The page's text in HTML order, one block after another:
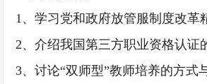
1、学习党和政府放管服制度改革
2、介绍我国第三方职业资格认证
3、讨论“双师型”教师培养的方式